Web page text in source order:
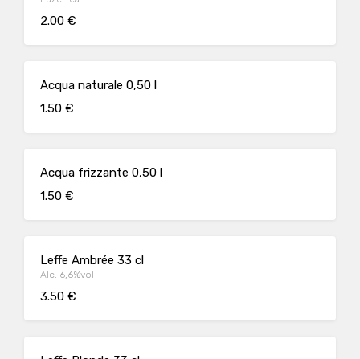
2.00 €
Acqua naturale 0,50 l
1.50 €
Acqua frizzante 0,50 l
1.50 €
Leffe Ambrée 33 cl
Alc. 6,6%vol
3.50 €